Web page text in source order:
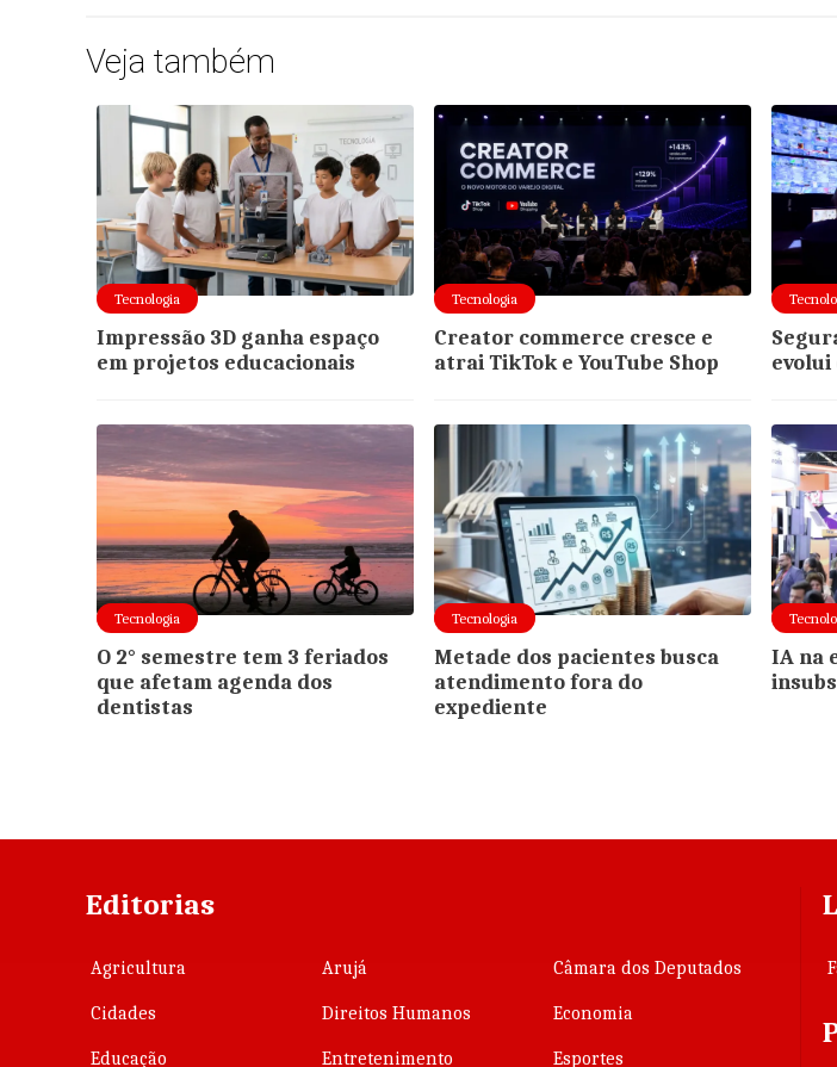
Veja também
Tecnologia
Impressão 3D ganha espaço
em projetos educacionais
Tecnologia
Creator commerce cresce e
atrai TikTok e YouTube Shop
evolui
Tecnologia
O 2° semestre tem 3 feriados
que afetam agenda dos
dentistas
Tecnologia
Metade dos pacientes busca
atendimento fora do
expediente
IA na
Editorias
Agricultura Arujá Câmara dos Deputados
Cidades Direitos Humanos Economia
Educação Entretenimento Esportes